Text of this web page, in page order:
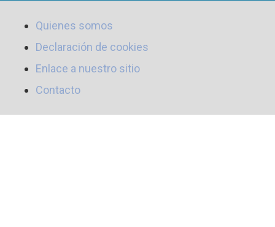
Quienes somos
Declaración de cookies
Enlace a nuestro sitio
Contacto